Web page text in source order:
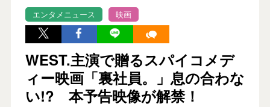
エンタメニュース 映画
WEST.主演で贈るスパイコメデ
ィー映画「裏社員。」息の合わな
い!? 本予告映像が解禁！